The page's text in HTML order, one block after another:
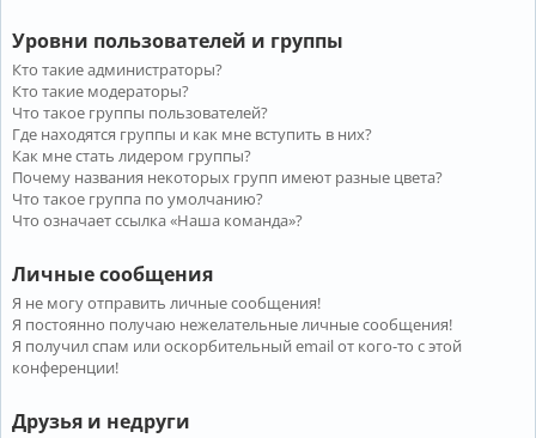
Уровни пользователей и группы
Кто такие администраторы?
Кто такие модераторы?
Что такое группы пользователей?
Где находятся группы и как мне вступить в них?
Как мне стать лидером группы?
Почему названия некоторых групп имеют разные цвета?
Что такое группа по умолчанию?
Что означает ссылка «Наша команда»?
Личные сообщения
Я не могу отправить личные сообщения!
Я постоянно получаю нежелательные личные сообщения!
Я получил спам или оскорбительный email от кого-то с этой
конференции!
Друзья и недруги